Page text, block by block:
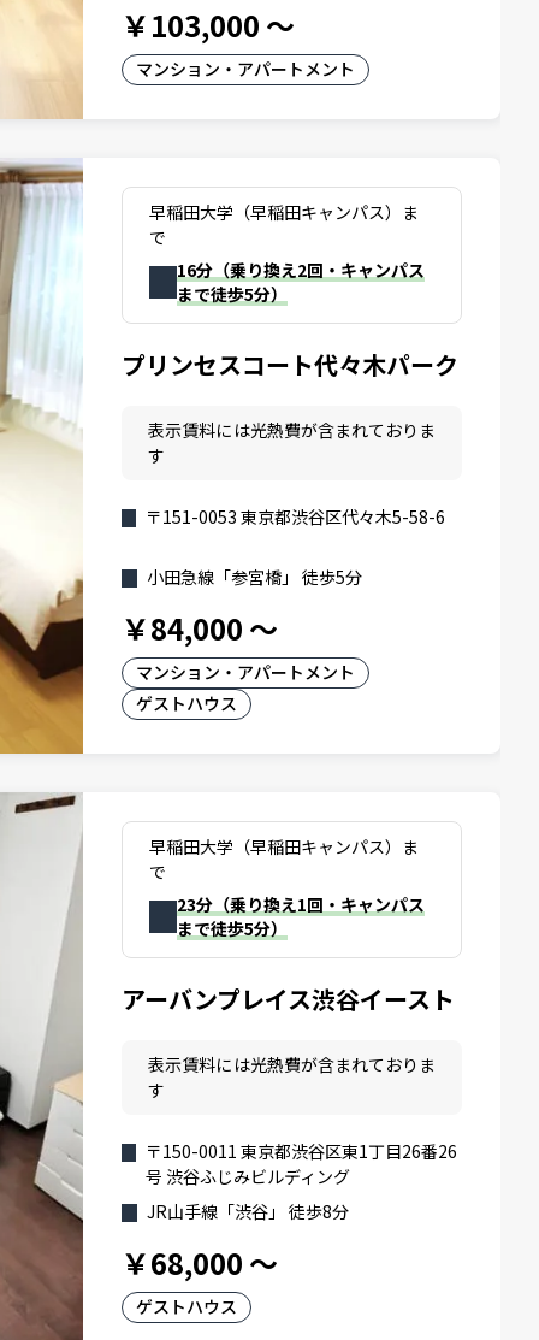
￥103,000 ～
マンション・アパートメント
早稲田大学（早稲田キャンパス）ま
で
16分（乗り換え2回・キャンパス
まで徒歩5分）
プリンセスコート代々木パーク
表示賃料には光熱費が含まれておりま
す
〒151-0053 東京都渋谷区代々木5-58-6
小田急線「参宮橋」 徒歩5分
￥84,000 ～
マンション・アパートメント
ゲストハウス
早稲田大学（早稲田キャンパス）ま
で
23分（乗り換え1回・キャンパス
まで徒歩5分）
アーバンプレイス渋谷イースト
表示賃料には光熱費が含まれておりま
す
〒150-0011 東京都渋谷区東1丁目26番26
号 渋谷ふじみビルディング
JR山手線「渋谷」 徒歩8分
￥68,000 ～
ゲストハウス